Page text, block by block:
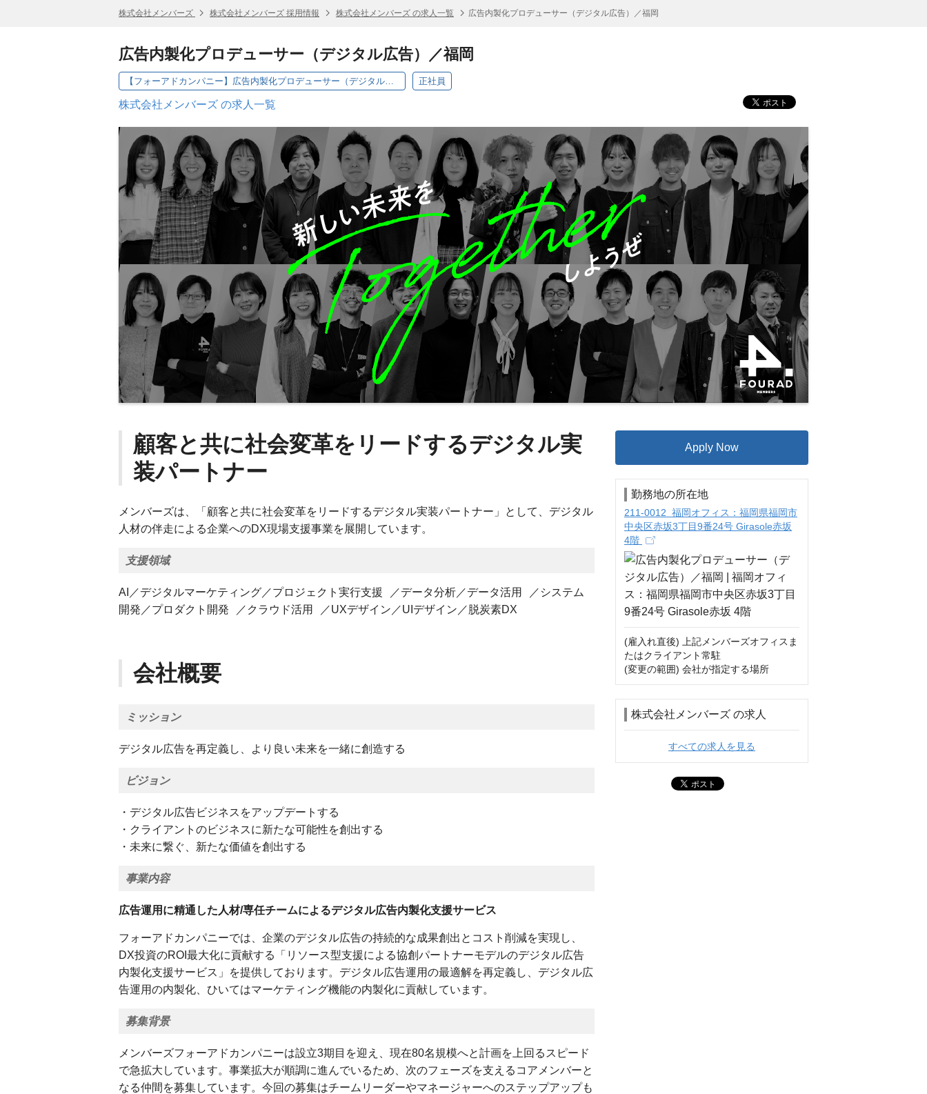
株式会社メンバーズ 株式会社メンバーズ 採用情報 株式会社メンバーズ の求人一覧 広告内製化プロデューサー（デジタル広告）／福岡
広告内製化プロデューサー（デジタル広告）／福岡
【フォーアドカンパニー】広告内製化プロデューサー（デジタル広告） 正社員
株式会社メンバーズ の求人一覧
顧客と共に社会変革をリードするデジタル実
装パートナー
メンバーズは、「顧客と共に社会変革をリードするデジタル実装パートナー」として、デジタル
人材の伴走による企業へのDX現場支援事業を展開しています。
支援領域
AI／デジタルマーケティング／プロジェクト実行支援 ／データ分析／データ活用 ／システム
開発／プロダクト開発 ／クラウド活用 ／UXデザイン／UIデザイン／脱炭素DX
会社概要
ミッション
デジタル広告を再定義し、より良い未来を一緒に創造する
ビジョン
・デジタル広告ビジネスをアップデートする
・クライアントのビジネスに新たな可能性を創出する
・未来に繋ぐ、新たな価値を創出する
事業内容
広告運用に精通した人材/専任チームによるデジタル広告内製化⽀援サービス
フォーアドカンパニーでは、企業のデジタル広告の持続的な成果創出とコスト削減を実現し、
DX投資のROI最大化に貢献する「リソース型支援による協創パートナーモデルのデジタル広告
内製化支援サービス」を提供しております。デジタル広告運用の最適解を再定義し、デジタル広
告運用の内製化、ひいてはマーケティング機能の内製化に貢献しています。
募集背景
メンバーズフォーアドカンパニーは設立3期目を迎え、現在80名規模へと計画を上回るスピード
で急拡大しています。事業拡大が順調に進んでいるため、次のフェーズを支えるコアメンバーと
なる仲間を募集しています。今回の募集はチームリーダーやマネージャーへのステップアップも
Apply Now
勤務地の所在地
211-0012 福岡オフィス：福岡県福岡市
中央区赤坂3丁目9番24号 Girasole赤坂
4階
(雇入れ直後) 上記メンバーズオフィスま
たはクライアント常駐
(変更の範囲) 会社が指定する場所
株式会社メンバーズ の求人
すべての求人を見る